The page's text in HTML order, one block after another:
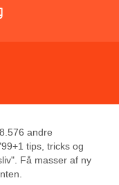
andre
tips, tricks og
Få masser af ny